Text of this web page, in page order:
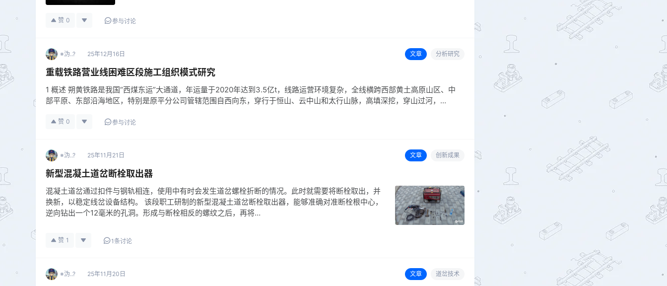
赞 0 参与讨论
※沩..? 25年12月16日 文章 分析研究
重载铁路营业线困难区段施工组织模式研究
1 概述 朔黄铁路是我国“西煤东运”大通道，年运量于2020年达到3.5亿t，线路运营环境复杂，全线横跨西部黄土高原山区、中
部平原、东部沿海地区，特别是原平分公司管辖范围自西向东，穿行于恒山、云中山和太行山脉，高填深挖，穿山过河，…
赞 0 参与讨论
※沩..? 25年11月21日 文章 创新成果
新型混凝土道岔断栓取出器
混凝土道岔通过扣件与钢轨相连，使用中有时会发生道岔螺栓折断的情况。此时就需要将断栓取出，并
换新，以稳定线岔设备结构。 该段职工研制的新型混凝土道岔断栓取出器，能够准确对准断栓根中心，
逆向钻出一个12毫米的孔洞。形成与断栓相反的螺纹之后，再将…
赞 1 1条讨论
※沩..? 25年11月20日 文章 道岔技术